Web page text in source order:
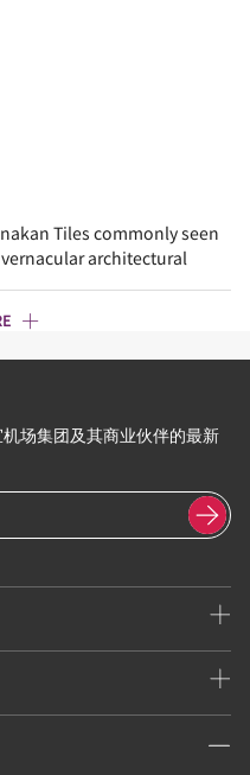
Tiles commonly seen
architectural
场集团及其商业伙伴的最新